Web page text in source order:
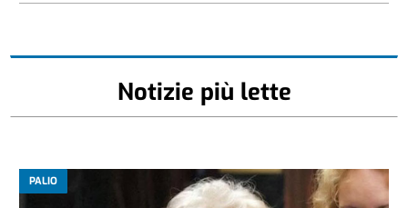
Notizie più lette
PALIO